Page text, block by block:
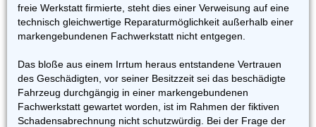
freie Werkstatt firmierte, steht dies einer Verweisung auf eine
technisch gleichwertige Reparaturmöglichkeit außerhalb einer
markengebundenen Fachwerkstatt nicht entgegen.
Das bloße aus einem Irrtum heraus entstandene Vertrauen
des Geschädigten, vor seiner Besitzzeit sei das beschädigte
Fahrzeug durchgängig in einer markengebundenen
Fachwerkstatt gewartet worden, ist im Rahmen der fiktiven
Schadensabrechnung nicht schutzwürdig. Bei der Frage der